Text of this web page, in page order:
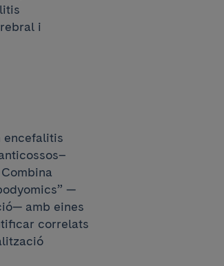
i
encefalitis
—
amb eines
correlats